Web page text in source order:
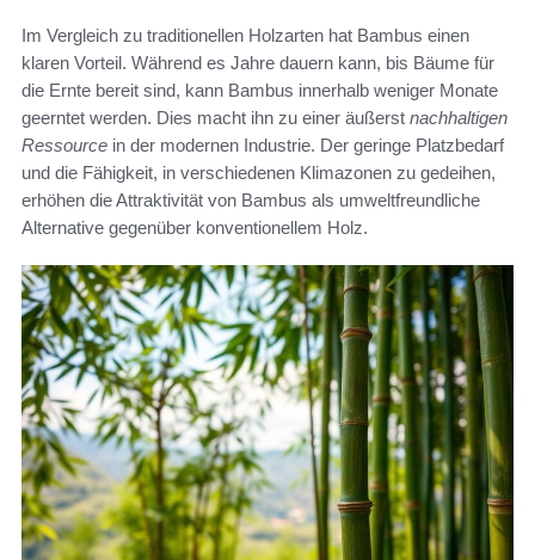
Im Vergleich zu traditionellen Holzarten hat Bambus einen
klaren Vorteil. Während es Jahre dauern kann, bis Bäume für
die Ernte bereit sind, kann Bambus innerhalb weniger Monate
geerntet werden. Dies macht ihn zu einer äußerst nachhaltigen
Ressource in der modernen Industrie. Der geringe Platzbedarf
und die Fähigkeit, in verschiedenen Klimazonen zu gedeihen,
erhöhen die Attraktivität von Bambus als umweltfreundliche
Alternative gegenüber konventionellem Holz.